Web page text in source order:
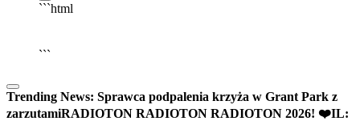
```html
```
Trending News: Sprawca podpalenia krzyża w Grant Park z
zarzutamiRADIOTON RADIOTON RADIOTON 2026! ❤️IL: